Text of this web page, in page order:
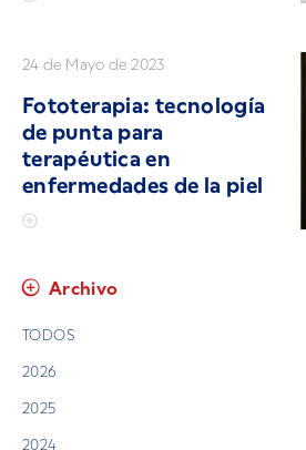
24 de Mayo de 2023
Fototerapia: tecnología
de punta para
terapéutica en
enfermedades de la piel
Archivo
TODOS
2026
2025
2024